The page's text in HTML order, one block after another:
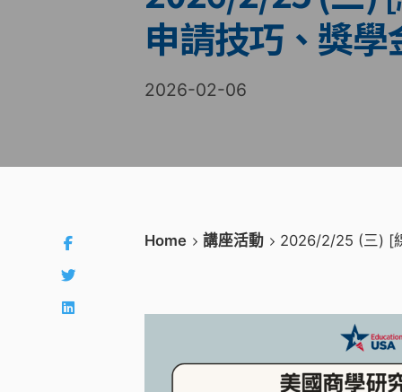
申請技巧、獎
2026-02-06
Home 講座活動 2026/2/25 (三) [